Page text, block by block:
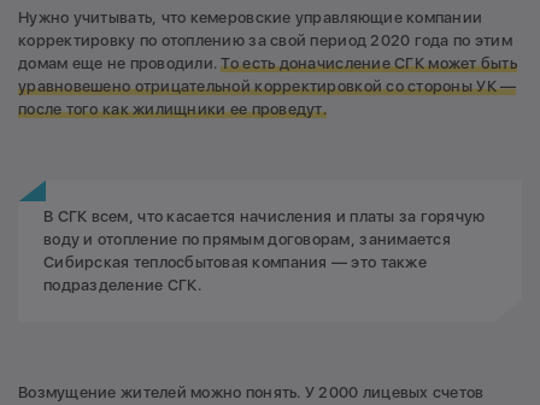
по 31 декабря 2020 года — 323 667,33 руб.
Начислено жителям по схеме 1/12 с 1 сентября по 31
декабря 2020 года —215 196,39 руб.
Площадь жилых помещений всего дома — 3828,8 м²
Площадь квартиры — 60,1 м²
Нужно учитывать, что кемеровские управляющие компании
корректировку по отоплению за свой период 2020 года по этим
домам еще не проводили.То есть доначисление СГК может быть
уравновешено отрицательной корректировкой со стороны УК —
после того как жилищники ее проведут.
В СГК всем, что касается начисления и платы за горячую
воду и отопление по прямым договорам, занимается
Сибирская теплосбытовая компания — это также
подразделение СГК.
Возмущение жителей можно понять. У 2000 лицевых счетов